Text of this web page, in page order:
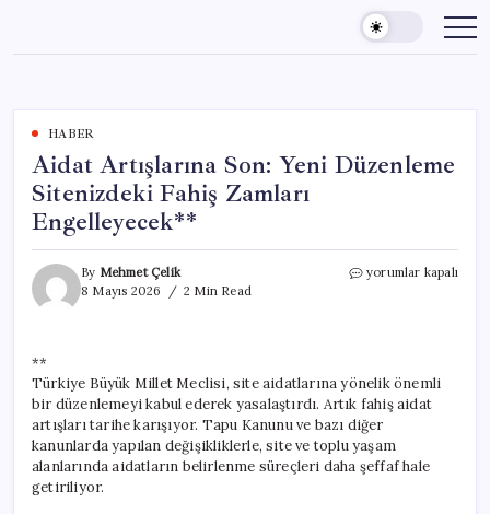
content
HABER
Aidat Artışlarına Son: Yeni Düzenleme
Sitenizdeki Fahiş Zamları
Engelleyecek**
By Mehmet Çelik
8 Mayıs 2026
2 Min Read
Aidat
Fahiş
Zamları
Engelleyecek**
için
yorumlar kapalı
**
Türkiye Büyük Millet Meclisi, site aidatlarına yönelik önemli
bir düzenlemeyi kabul ederek yasalaştırdı. Artık fahiş aidat
artışları tarihe karışıyor. Tapu Kanunu ve bazı diğer
kanunlarda yapılan değişikliklerle, site ve toplu yaşam
alanlarında aidatların belirlenme süreçleri daha şeffaf hale
getiriliyor.